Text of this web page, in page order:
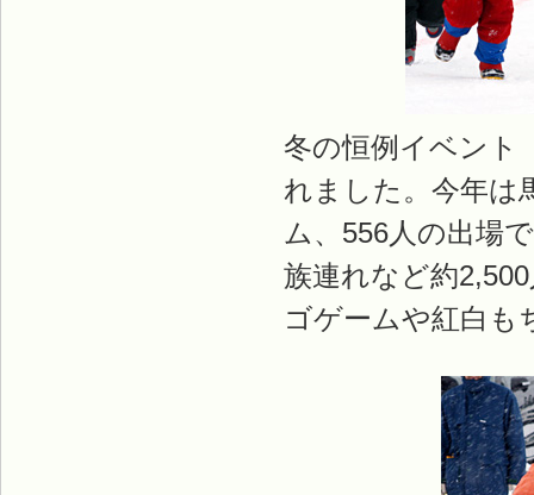
冬の恒例イベント
れました。今年は
ム、556人の出場
族連れなど約
ゴゲームや紅白も